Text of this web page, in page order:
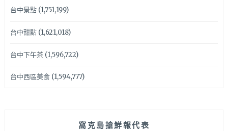
台中景點(1,751,199)
台中甜點(1,621,018)
台中下午茶(1,596,722)
台中西區美食(1,594,777)
窩克島搶鮮報代表